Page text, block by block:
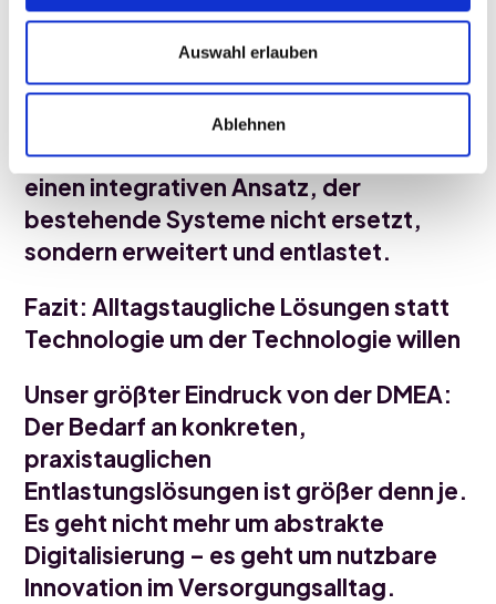
Auswahl erlauben
Ablehnen
Nur wer Daten strukturiert, sicher und
sektorübergreifend nutzbar macht,
kann wirkliche Effizienz schaffen.
Genau deshalb verfolgt FICUS Health
einen integrativen Ansatz, der
bestehende Systeme nicht ersetzt,
sondern erweitert und entlastet.
Fazit: Alltagstaugliche Lösungen statt
Technologie um der Technologie willen
Unser größter Eindruck von der DMEA:
Der Bedarf an konkreten,
praxistauglichen
Entlastungslösungen ist größer denn je.
Es geht nicht mehr um abstrakte
Digitalisierung – es geht um nutzbare
Innovation im Versorgungsalltag.